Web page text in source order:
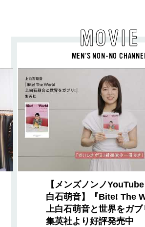
MOVIE
MEN’S NON-NO
【メンズノンノ
白石萌音】『Bite! The
上白石萌音と世界をガブ
集英社より好評発売中